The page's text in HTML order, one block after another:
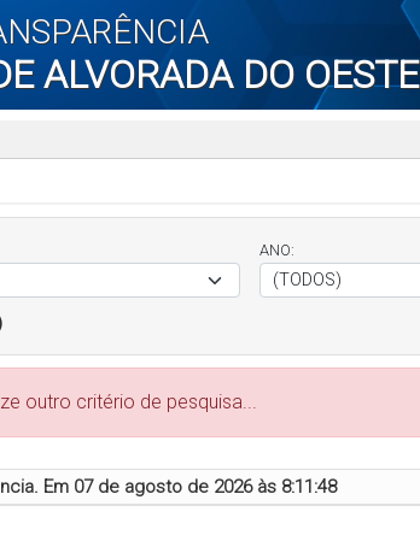
ALVORADA DO OESTE
ANO:
outro critério de pesquisa...
Em 07 de agosto de 2026 às 8:11:48